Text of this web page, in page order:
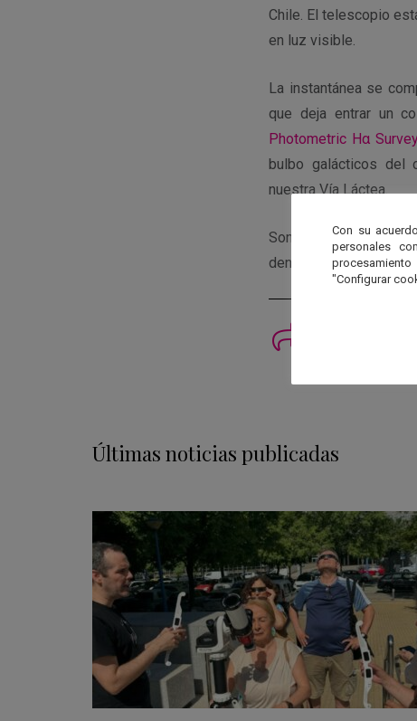
Chile. El telescopio
en luz visible.
La instantánea se
que deja entrar un
Photometric Hα
bulbo galácticos del
nuestra Vía Láctea.
Sondeos como este
dentro de nuestra
Últimas noticias publicadas
Con su
personales
"Configurar